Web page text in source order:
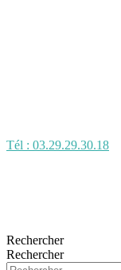
Tél : 03.29.29.30.18
Rechercher
Rechercher